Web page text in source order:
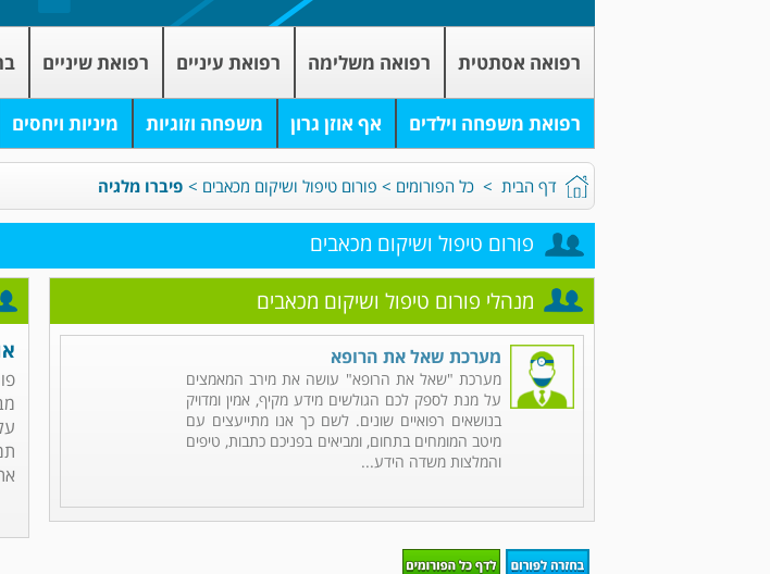
רפואה אסתטית רפואה משלימה רפואת עיניים רפואת שיניים
רפואת משפחה וילדים אף אוזן גרון משפחה וזוגיות מיניות ויחסים
דף הבית > כל הפורומים > פורום טיפול ושיקום מכאבים > פיברו מלגיה
פורום טיפול ושיקום מכאבים
מנהלי פורום טיפול ושיקום מכאבים
מערכת שאל את הרופא
מערכת "שאל את הרופא" עושה את מירב המאמצים
על מנת לספק לכם הגולשים מידע מקיף, אמין ומדויק
בנושאים רפואיים שונים. לשם כך אנו מתייעצים עם
מיטב המומחים בתחום, ומביאים בפניכם כתבות, טיפים
והמלצות משדה הידע...